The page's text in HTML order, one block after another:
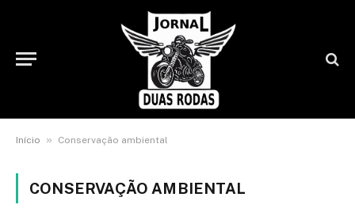
Início » Conservação ambiental
CONSERVAÇÃO AMBIENTAL